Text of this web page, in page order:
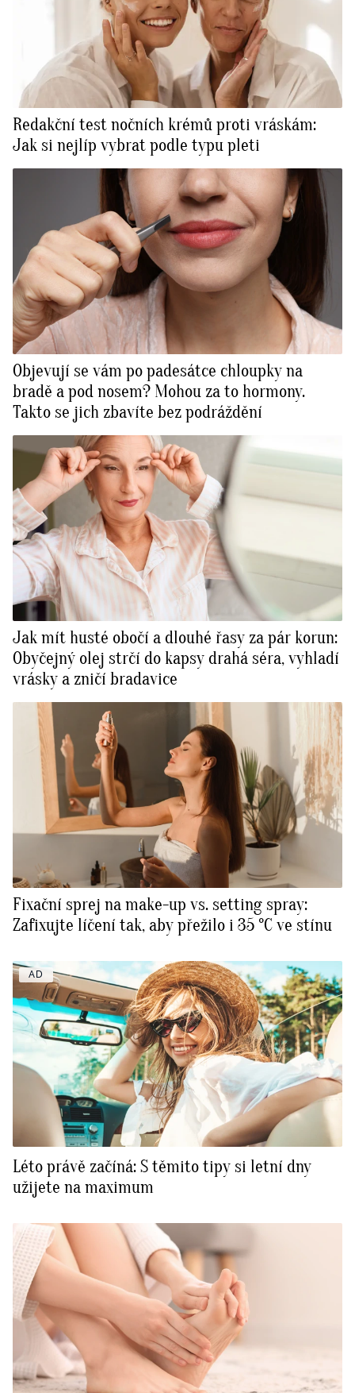
Redakční test nočních krémů proti vráskám:
Jak si nejlíp vybrat podle typu pleti
Objevují se vám po padesátce chloupky na
bradě a pod nosem? Mohou za to hormony.
Takto se jich zbavíte bez podráždění
Jak mít husté obočí a dlouhé řasy za pár korun:
Obyčejný olej strčí do kapsy drahá séra, vyhladí
vrásky a zničí bradavice
Fixační sprej na make-up vs. setting spray:
Zafixujte líčení tak, aby přežilo i 35 °C ve stínu
AD
Léto právě začíná: S těmito tipy si letní dny
užijete na maximum